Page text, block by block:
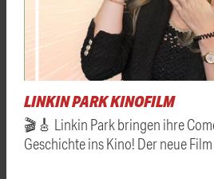
LINKIN PARK KINOFILM
🎬🎸 Linkin Park bringen ihre
Geschichte ins Kino! Der neue